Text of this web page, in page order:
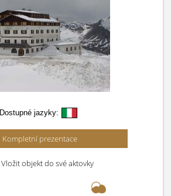
Dostupné jazyky:
Kompletní prezentace
Vložit objekt do své aktovky